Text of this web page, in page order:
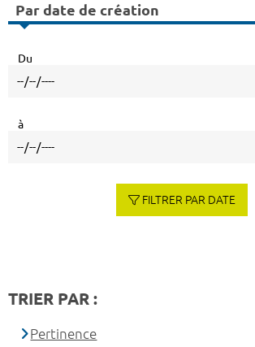
Par date de création
Du
à
FILTRER PAR DATE
TRIER PAR :
Pertinence